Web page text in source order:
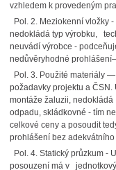
vzhledem k provedeným
Pol. 2. Meziokenní vložky
nedokládá typ výrobku,
neuvádí výrobce -
nedůvěryhodné
Pol. 3. Použité materiály
požadavky projektu a
montáže žaluzii,
odpadu, skládkovné - tím
celkové ceny a posoudit
prohlášení bez
Pol. 4. Statický průzkum -
posouzení má v